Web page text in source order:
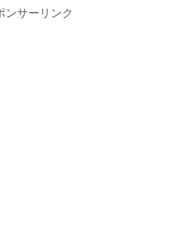
ンサーリンク